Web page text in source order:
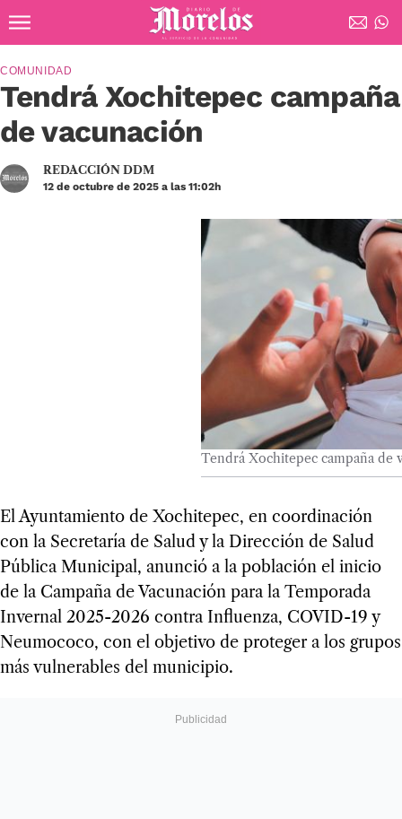
Diario de Morelos
Tendrá Xochitepec campaña
de vacunación
COMUNIDAD
REDACCIÓN DDM
12 de octubre de 2025 a las 11:02h
Tendrá Xochitepec campaña de
El Ayun­ta­miento de Xochi­te­pec, en coor­di­na­ción
con la Secre­ta­ría de Salud y la Direc­ción de Salud
Pública Muni­ci­pal, anun­ció a la pobla­ción el ini­cio
de la Cam­paña de Vacu­na­ción para la Tem­po­rada
Inver­nal 2025-2026 con­tra Influenza, COVID-19 y
Neu­mo­coco, con el obje­tivo de pro­te­ger a los gru­pos
más vul­ne­ra­bles del muni­ci­pio.